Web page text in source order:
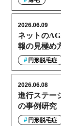
ネットの
報の見極め
2026.06.09
円形脱毛症
進行ステー
の事例研究
2026.06.08
円形脱毛症